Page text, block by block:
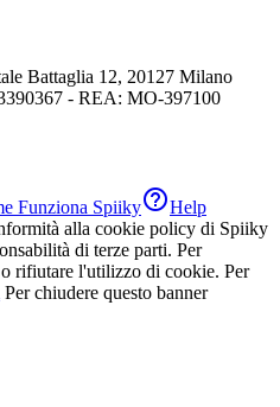
Battaglia 12, 20127 Milano
- REA: MO-397100
Funziona SpiikyHelp
alla cookie policy di Spiiky
di terze parti. Per
o rifiutare l'utilizzo di cookie. Per
Per chiudere questo banner